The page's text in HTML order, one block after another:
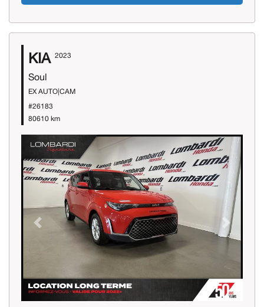
KIA 2023
Soul
EX AUTO|CAM
#26183
80610 km
Previous Next